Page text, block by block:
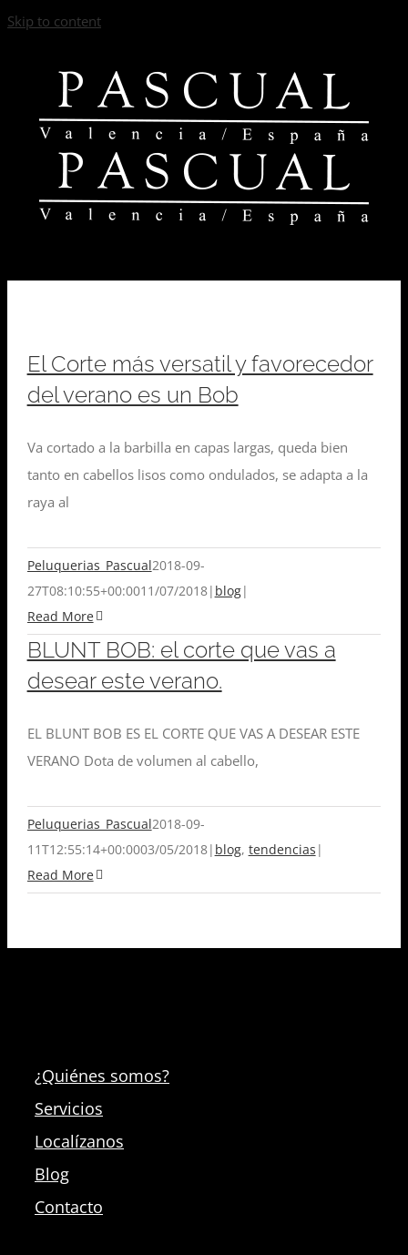
Skip to content
El Corte más versatil y favorecedor
del verano es un Bob
Va cortado a la barbilla en capas largas, queda bien
tanto en cabellos lisos como ondulados, se adapta a la
raya al
Peluquerias_Pascual2018-09-
27T08:10:55+00:0011/07/2018| blog|
Read More
BLUNT BOB: el corte que vas a
desear este verano.
EL BLUNT BOB ES EL CORTE QUE VAS A DESEAR ESTE
VERANO Dota de volumen al cabello,
Peluquerias_Pascual2018-09-
11T12:55:14+00:0003/05/2018| blog, tendencias |
Read More
¿Quiénes somos?
Servicios
Localízanos
Blog
Contacto